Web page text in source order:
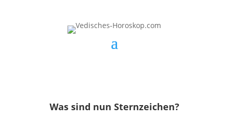
Was sind nun Sternzeichen?